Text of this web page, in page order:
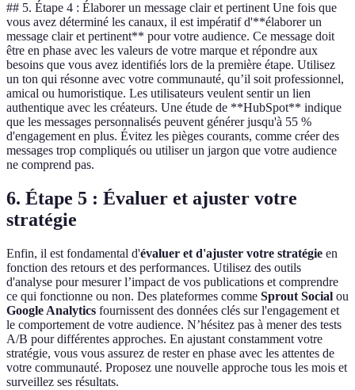
## 5. Étape 4 : Élaborer un message clair et pertinent Une fois que
vous avez déterminé les canaux, il est impératif d'**élaborer un
message clair et pertinent** pour votre audience. Ce message doit
être en phase avec les valeurs de votre marque et répondre aux
besoins que vous avez identifiés lors de la première étape. Utilisez
un ton qui résonne avec votre communauté, qu’il soit professionnel,
amical ou humoristique. Les utilisateurs veulent sentir un lien
authentique avec les créateurs. Une étude de **HubSpot** indique
que les messages personnalisés peuvent générer jusqu'à 55 %
d'engagement en plus. Évitez les pièges courants, comme créer des
messages trop compliqués ou utiliser un jargon que votre audience
ne comprend pas.
6. Étape 5 : Évaluer et ajuster votre
stratégie
Enfin, il est fondamental d'évaluer et d'ajuster votre stratégie en
fonction des retours et des performances. Utilisez des outils
d'analyse pour mesurer l’impact de vos publications et comprendre
ce qui fonctionne ou non. Des plateformes comme Sprout Social ou
Google Analytics fournissent des données clés sur l'engagement et
le comportement de votre audience. N’hésitez pas à mener des tests
A/B pour différentes approches. En ajustant constamment votre
stratégie, vous vous assurez de rester en phase avec les attentes de
votre communauté. Proposez une nouvelle approche tous les mois et
surveillez ses résultats.